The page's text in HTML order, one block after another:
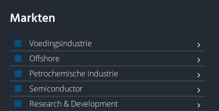
Markten
Voedingsindustrie
Offshore
Petrochemische industrie
Semiconductor
Research & Development